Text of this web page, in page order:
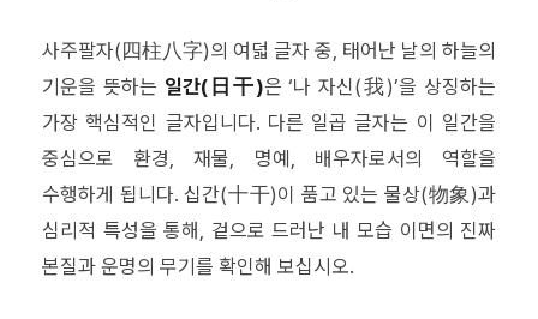
사주팔자(四柱八字)의 여덟 글자 중, 태어난 날의 하늘의
기운을 뜻하는 일간(日干)은 ‘나 자신(我)’을 상징하는
가장 핵심적인 글자입니다. 다른 일곱 글자는 이 일간을
중심으로 환경, 재물, 명예, 배우자로서의 역할을
수행하게 됩니다. 십간(十干)이 품고 있는 물상(物象)과
심리적 특성을 통해, 겉으로 드러난 내 모습 이면의 진짜
본질과 운명의 무기를 확인해 보십시오.